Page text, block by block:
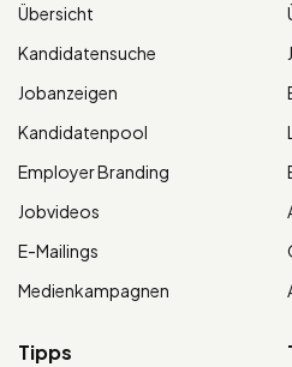
Übersicht
Kandidatensuche
Jobanzeigen
Kandidatenpool
Employer Branding
Jobvideos
E-Mailings
Medienkampagnen
Tipps